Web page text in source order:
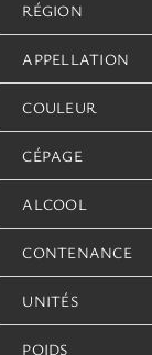
RÉGION
APPELLATION
COULEUR
CÉPAGE
ALCOOL
CONTENANCE
UNITÉS
POIDS